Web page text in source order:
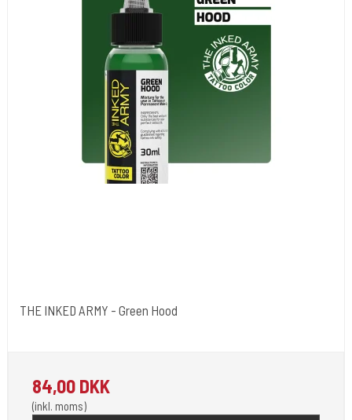
THE INKED ARMY - Green Hood
84,00 DKK
(inkl. moms)